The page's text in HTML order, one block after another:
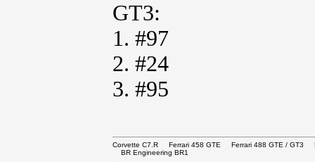
GT3:
1. #97
2. #24
3. #95
Corvette C7.R Ferrari 458 GTE Ferrari 488 GTE /
BR Engineering BR1